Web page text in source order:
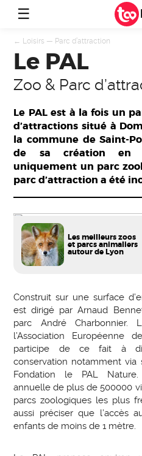
☰
← Loisirs — Parc d’attraction
Le PAL
Zoo & Parc
Le PAL est à la fois un
d’attractions situé à
la commune de Saint-
de sa création en
uniquement un parc
parc d’attraction a été
Les meilleurs zoos
et parcs animaliers
autour de Lyon
Construit sur une surface
est dirigé par Arnaud
parc André
l’Association Européenne
participe de ce fait à
conservation notamment via
Fondation le PAL
annuelle de plus de 500000
parcs zoologiques les plus
aussi préciser que l’accès
enfants de moins de 1 mètre.